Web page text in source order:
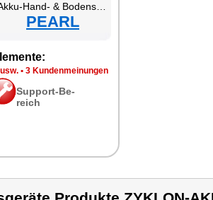
Bo­densau­ger zum Nass- und Tro­ckensau­gen
PEARL
• 3 Kun­den­mei­nun­gen
Sup­port-Be­
reich